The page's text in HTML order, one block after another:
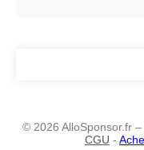
© 2026 AlloSponsor.fr
CGU -